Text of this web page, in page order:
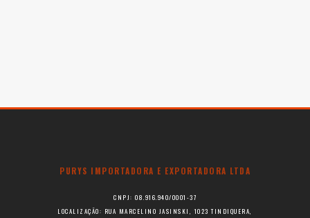
PURYS IMPORTADORA E EXPORTADORA LTDA
CNPJ: 08.916.940/0001-37
LOCALIZAÇÃO: RUA MARCELINO JASINSKI, 1023 TINDIQUERA,